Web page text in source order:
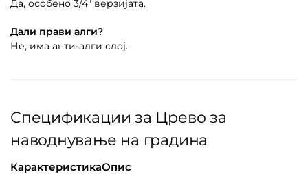
Да, особено 3/4″ верзијата.
Дали прави алги?
Не, има анти-алги слој.
Спецификации за Црево за
наводнување на градина
КарактеристикаОпис